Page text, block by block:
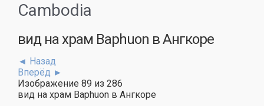
Cambodia
вид на храм Baphuon в Ангкоре
◄ Назад
Вперёд ►
Изображение 89 из 286
вид на храм Baphuon в Ангкоре